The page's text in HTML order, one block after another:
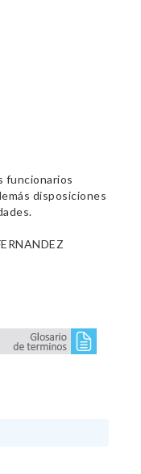
funcionarios
disposiciones